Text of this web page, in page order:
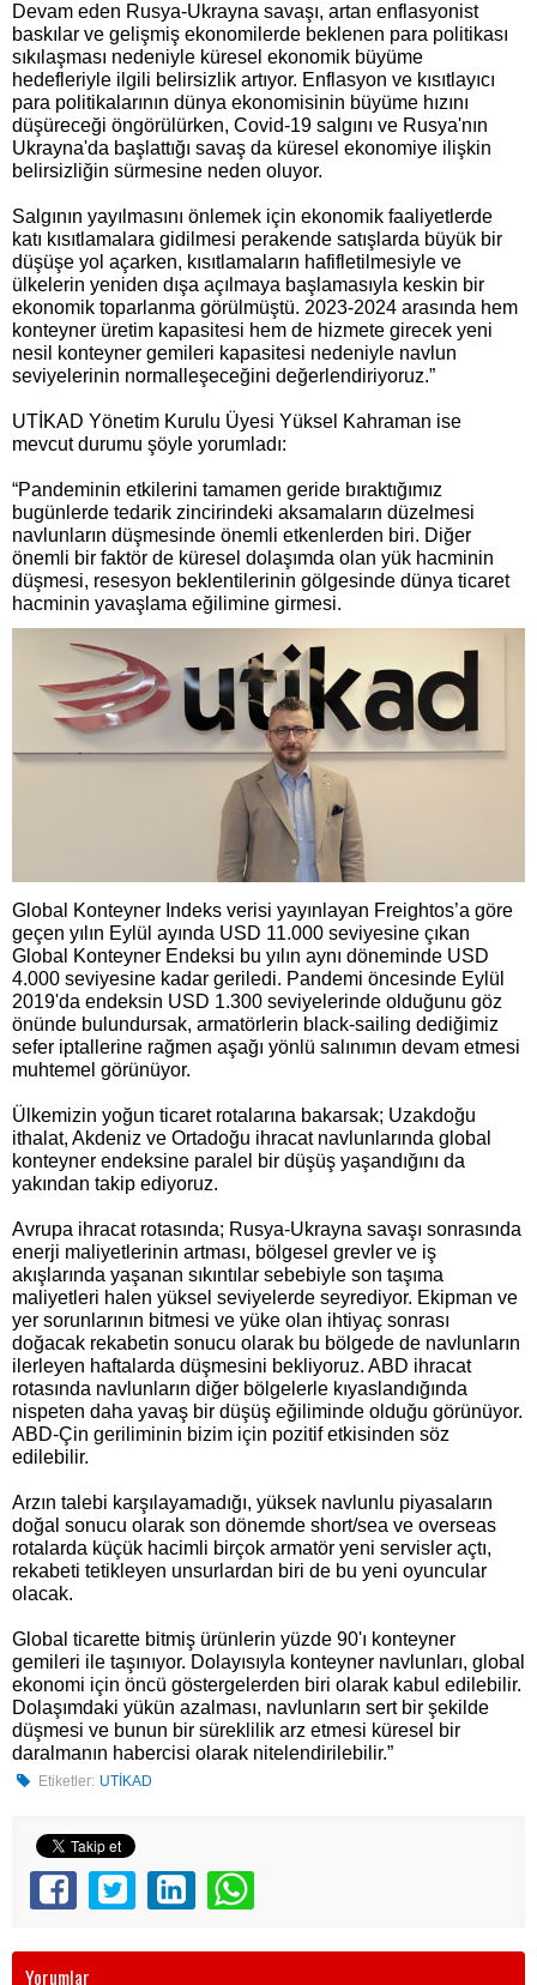
Devam eden Rusya-Ukrayna savaşı, artan enflasyonist
baskılar ve gelişmiş ekonomilerde beklenen para politikası
sıkılaşması nedeniyle küresel ekonomik büyüme
hedefleriyle ilgili belirsizlik artıyor. Enflasyon ve kısıtlayıcı
para politikalarının dünya ekonomisinin büyüme hızını
düşüreceği öngörülürken, Covid-19 salgını ve Rusya'nın
Ukrayna'da başlattığı savaş da küresel ekonomiye ilişkin
belirsizliğin sürmesine neden oluyor.
Salgının yayılmasını önlemek için ekonomik faaliyetlerde
katı kısıtlamalara gidilmesi perakende satışlarda büyük bir
düşüşe yol açarken, kısıtlamaların hafifletilmesiyle ve
ülkelerin yeniden dışa açılmaya başlamasıyla keskin bir
ekonomik toparlanma görülmüştü. 2023-2024 arasında hem
konteyner üretim kapasitesi hem de hizmete girecek yeni
nesil konteyner gemileri kapasitesi nedeniyle navlun
seviyelerinin normalleşeceğini değerlendiriyoruz.”
UTİKAD Yönetim Kurulu Üyesi Yüksel Kahraman ise
mevcut durumu şöyle yorumladı:
“Pandeminin etkilerini tamamen geride bıraktığımız
bugünlerde tedarik zincirindeki aksamaların düzelmesi
navlunların düşmesinde önemli etkenlerden biri. Diğer
önemli bir faktör de küresel dolaşımda olan yük hacminin
düşmesi, resesyon beklentilerinin gölgesinde dünya ticaret
hacminin yavaşlama eğilimine girmesi.
Global Konteyner Indeks verisi yayınlayan Freightos’a göre
geçen yılın Eylül ayında USD 11.000 seviyesine çıkan
Global Konteyner Endeksi bu yılın aynı döneminde USD
4.000 seviyesine kadar geriledi. Pandemi öncesinde Eylül
2019'da endeksin USD 1.300 seviyelerinde olduğunu göz
önünde bulundursak, armatörlerin black-sailing dediğimiz
sefer iptallerine rağmen aşağı yönlü salınımın devam etmesi
muhtemel görünüyor.
Ülkemizin yoğun ticaret rotalarına bakarsak; Uzakdoğu
ithalat, Akdeniz ve Ortadoğu ihracat navlunlarında global
konteyner endeksine paralel bir düşüş yaşandığını da
yakından takip ediyoruz.
Avrupa ihracat rotasında; Rusya-Ukrayna savaşı sonrasında
enerji maliyetlerinin artması, bölgesel grevler ve iş
akışlarında yaşanan sıkıntılar sebebiyle son taşıma
maliyetleri halen yüksel seviyelerde seyrediyor. Ekipman ve
yer sorunlarının bitmesi ve yüke olan ihtiyaç sonrası
doğacak rekabetin sonucu olarak bu bölgede de navlunların
ilerleyen haftalarda düşmesini bekliyoruz. ABD ihracat
rotasında navlunların diğer bölgelerle kıyaslandığında
nispeten daha yavaş bir düşüş eğiliminde olduğu görünüyor.
ABD-Çin geriliminin bizim için pozitif etkisinden söz
edilebilir.
Arzın talebi karşılayamadığı, yüksek navlunlu piyasaların
doğal sonucu olarak son dönemde short/sea ve overseas
rotalarda küçük hacimli birçok armatör yeni servisler açtı,
rekabeti tetikleyen unsurlardan biri de bu yeni oyuncular
olacak.
Global ticarette bitmiş ürünlerin yüzde 90'ı konteyner
gemileri ile taşınıyor. Dolayısıyla konteyner navlunları, global
ekonomi için öncü göstergelerden biri olarak kabul edilebilir.
Dolaşımdaki yükün azalması, navlunların sert bir şekilde
düşmesi ve bunun bir süreklilik arz etmesi küresel bir
daralmanın habercisi olarak nitelendirilebilir.”
Etiketler: UTİKAD
Yorumlar